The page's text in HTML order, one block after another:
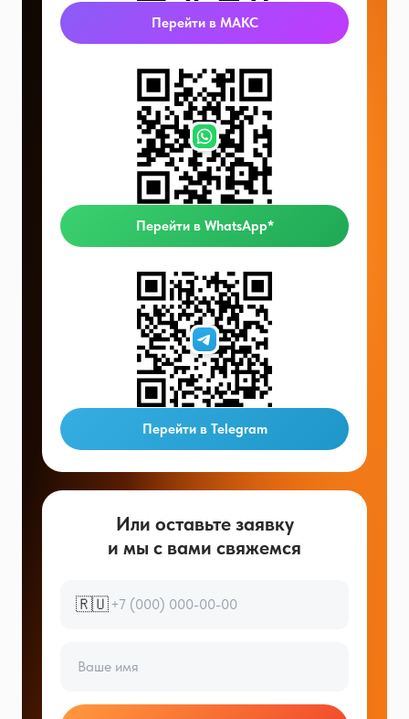
Перейти в МАКС
Перейти в WhatsApp*
Перейти в Telegram
Или оставьте заявку
и мы с вами свяжемся
🇷🇺